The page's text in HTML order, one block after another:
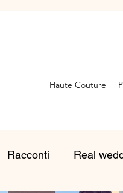
Haute Couture
Racconti Real